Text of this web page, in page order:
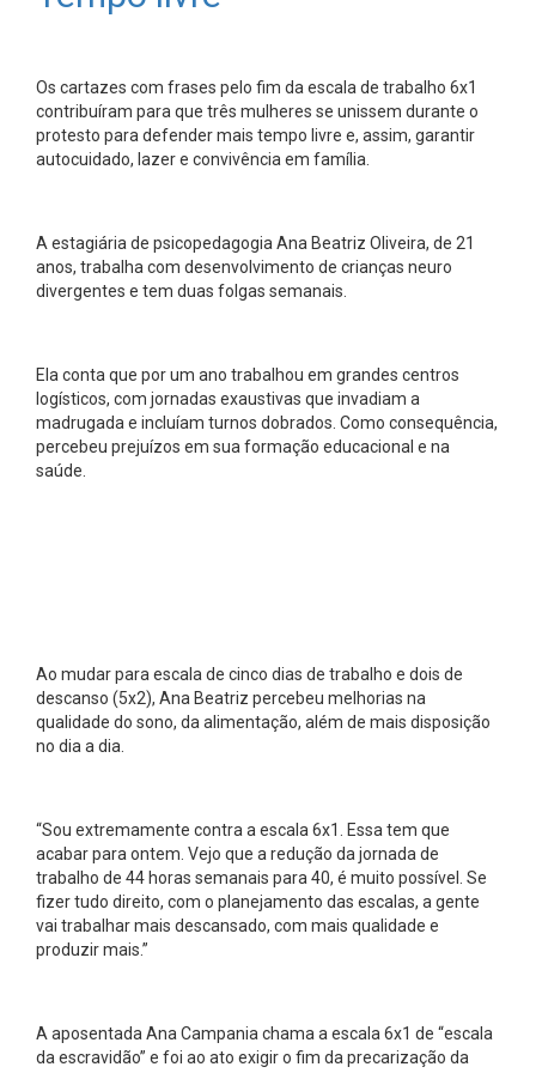
Os cartazes com frases pelo fim da escala de trabalho 6x1
contribuíram para que três mulheres se unissem durante o
protesto para defender mais tempo livre e, assim, garantir
autocuidado, lazer e convivência em família.
A estagiária de psicopedagogia Ana Beatriz Oliveira, de 21
anos, trabalha com desenvolvimento de crianças neuro
divergentes e tem duas folgas semanais.
Ela conta que por um ano trabalhou em grandes centros
logísticos, com jornadas exaustivas que invadiam a
madrugada e incluíam turnos dobrados. Como consequência,
percebeu prejuízos em sua formação educacional e na
saúde.
Ao mudar para escala de cinco dias de trabalho e dois de
descanso (5x2), Ana Beatriz percebeu melhorias na
qualidade do sono, da alimentação, além de mais disposição
no dia a dia.
“Sou extremamente contra a escala 6x1. Essa tem que
acabar para ontem. Vejo que a redução da jornada de
trabalho de 44 horas semanais para 40, é muito possível. Se
fizer tudo direito, com o planejamento das escalas, a gente
vai trabalhar mais descansado, com mais qualidade e
produzir mais.”
A aposentada Ana Campania chama a escala 6x1 de “escala
da escravidão” e foi ao ato exigir o fim da precarização da